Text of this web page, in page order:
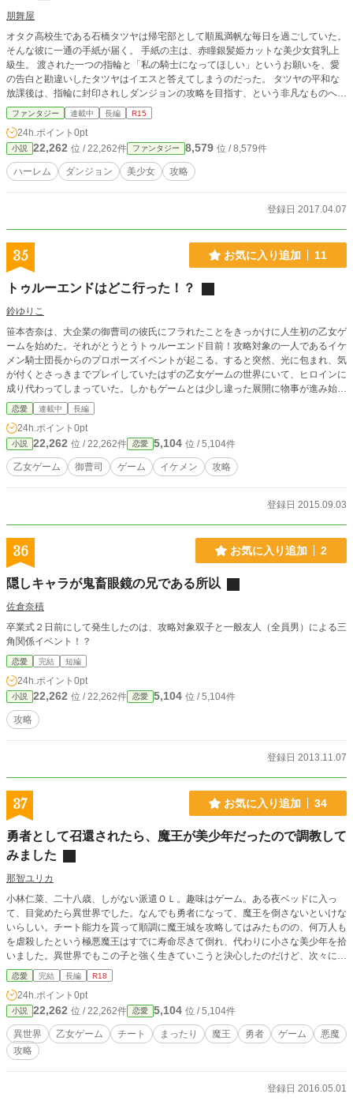
朋舞屋
オタク高校生である石橋タツヤは帰宅部として順風満帆な毎日を過ごしていた。
そんな彼に一通の手紙が届く。 手紙の主は、赤瞳銀髪姫カットな美少女貧乳上
級生。 渡された一つの指輪と「私の騎士になってほしい」というお願いを、愛
の告白と勘違いしたタツヤはイエスと答えてしまうのだった。 タツヤの平和な
放課後は、指輪に封印されしダンジョンの攻略を目指す、という非凡なものへと
変貌を遂げていく。 ※基本は俺TUEEEなハーレムものです。アンデッドで要塞
作りなんかもやっていきます。
ファンタジー 連載中 長編 R15
24h.ポイント 0pt
小説 22,262 位 / 22,262件 ファンタジー 8,579 位 / 8,579件
ハーレム ダンジョン 美少女 攻略
登録日 2017.04.07
35 お気に入り追加 11
トゥルーエンドはどこ行った！？
鈴ゆりこ
笹本杏奈は、大企業の御曹司の彼氏にフラれたことをきっかけに人生初の乙女ゲ
ームを始めた。それがとうとうトゥルーエンド目前！攻略対象の一人であるイケ
メン騎士団長からのプロポーズイベントが起こる。すると突然、光に包まれ、気
が付くとさっきまでプレイしていたはずの乙女ゲームの世界にいて、ヒロインに
成り代わってしまっていた。しかもゲームとは少し違った展開に物事が進み始め
て……あれれ、トゥルーエンドはどこ行った！？
恋愛 連載中 長編
24h.ポイント 0pt
小説 22,262 位 / 22,262件 恋愛 5,104 位 / 5,104件
乙女ゲーム 御曹司 ゲーム イケメン 攻略
登録日 2015.09.03
36 お気に入り追加 2
隠しキャラが鬼畜眼鏡の兄である所以
佐倉奈積
卒業式２日前にして発生したのは、攻略対象双子と一般友人（全員男）による三
角関係イベント！？
恋愛 完結 短編
24h.ポイント 0pt
小説 22,262 位 / 22,262件 恋愛 5,104 位 / 5,104件
攻略
登録日 2013.11.07
37 お気に入り追加 34
勇者として召還されたら、魔王が美少年だったので調教して
みました
那智ユリカ
小林仁菜、二十八歳、しがない派遣ＯＬ。趣味はゲーム。ある夜ベッドに入っ
て、目覚めたら異世界でした。なんでも勇者になって、魔王を倒さないといけな
いらしい。チート能力を貰って順調に魔王城を攻略してはみたものの、何万人も
を虐殺したという極悪魔王はすでに寿命尽きて倒れ、代わりに小さな美少年を拾
いました。異世界でもこの子と強く生きていこうと決心したのだけど、次々に男
性から言い寄られて……。この世界のRPGクリア後は、乙女ゲー仕様なんです
かっ？！ 少年魔王をいい子に育てようとするニナと、ニナの生気が欲しい魔王
の、まったり異世界ライフ。
恋愛 完結 長編 R18
24h.ポイント 0pt
小説 22,262 位 / 22,262件 恋愛 5,104 位 / 5,104件
異世界 乙女ゲーム チート まったり 魔王 勇者 ゲーム
悪魔
攻略
登録日 2016.05.01